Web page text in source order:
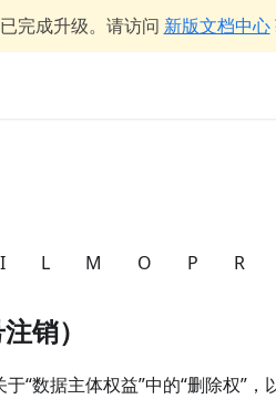
完成升级。请访问 新版文档中心
I L M O P R
销）
“数据主体权益”中的“删除权”